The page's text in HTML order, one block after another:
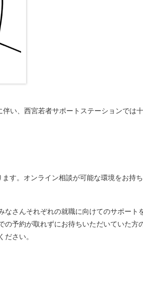
い、西宮若者サポートステーションでは
す。オンライン相談が可能な環境をお持
なさんそれぞれの就職に向けてのサポート
予約が取れずにお待ちいただいていた方
さい。